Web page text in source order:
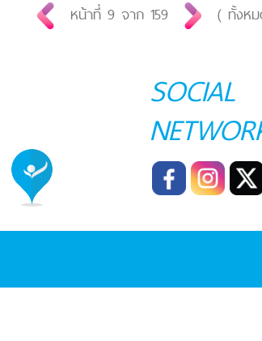
หน้าที่ 9 จาก 159 ( ทั้งห
SOCIAL